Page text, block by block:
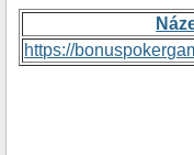
https://